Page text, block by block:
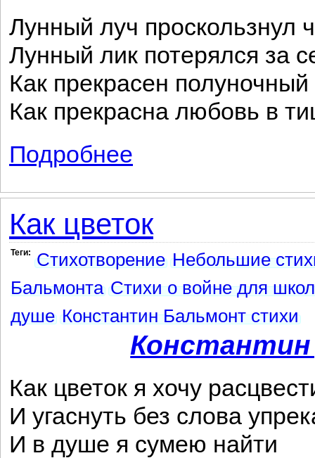
Лунный луч проскользнул
Лунный лик потерялся за
Как прекрасен полуночный
Как прекрасна любовь в
Подробнее
Как цветок
Теги: Стихотворение Небольшие
Бальмонта Стихи о войне для
душе Константин Бальмонт стихи
Как цветок я хочу
И угаснуть без слова
И в душе я сумею найти